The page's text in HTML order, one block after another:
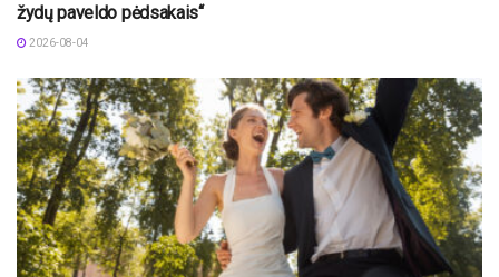
žydų paveldo pėdsakais“
2026-08-04